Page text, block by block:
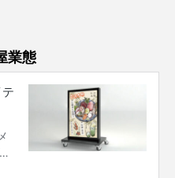
業態